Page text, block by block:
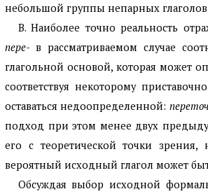
небольшой группы непарных
В. Наиболее точно реальность
пере- в рассматриваемом случае
глагольной основой, которая может
соответствуя некоторому
оставаться недоопределенной:
подход при этом менее двух
его с теоретической точки
вероятный исходный глагол может
Обсуждая выбор исходной